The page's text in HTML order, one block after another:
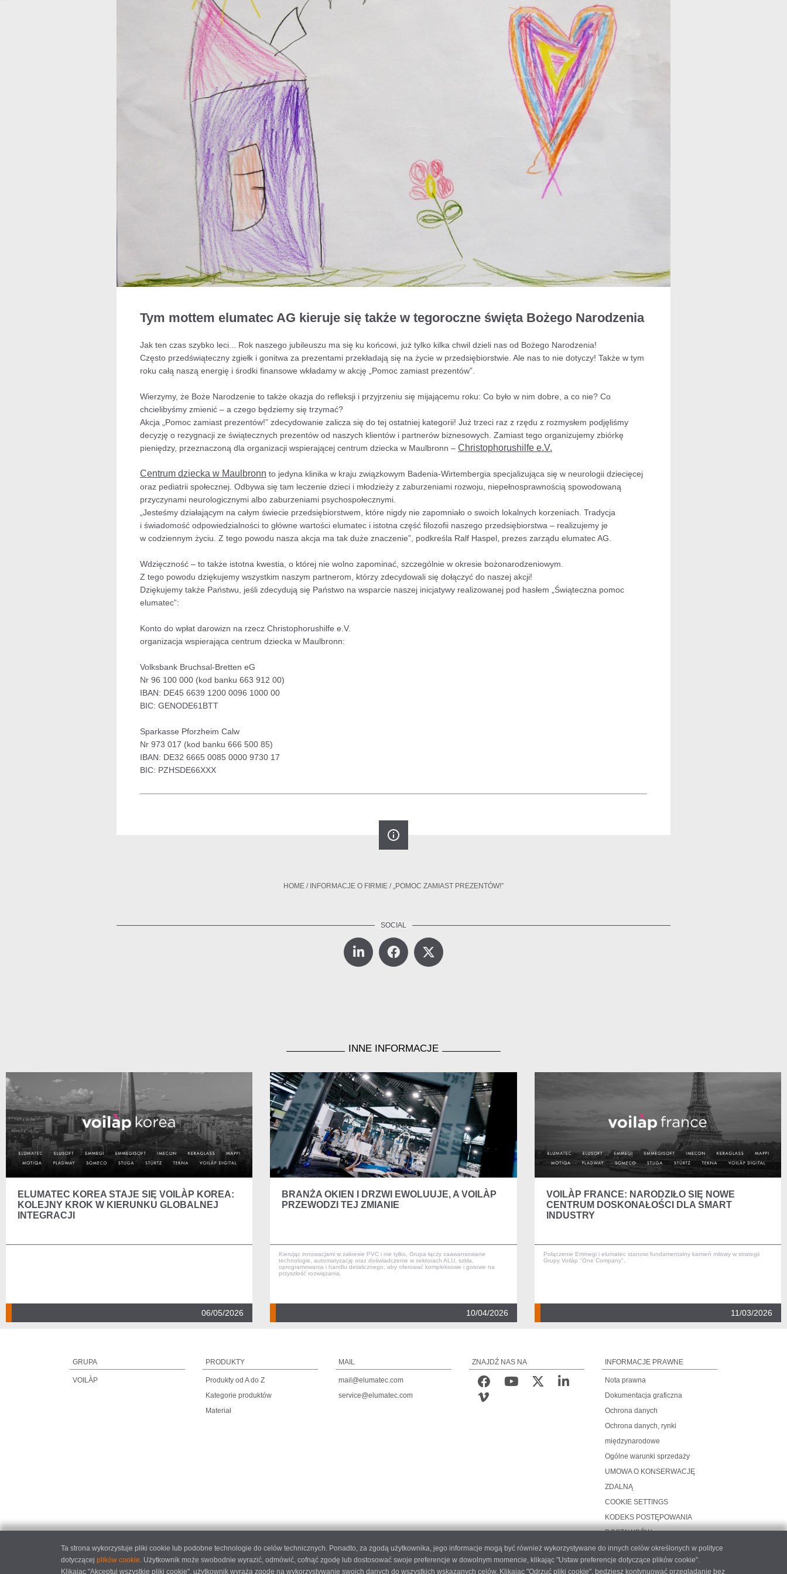
Tym mottem elumatec AG kieruje się także w tegoroczne święta Bożego Narodzenia
Jak ten czas szybko leci... Rok naszego jubileuszu ma się ku końcowi, już tylko kilka chwil dzieli nas od Bożego Narodzenia!
Często przedświąteczny zgiełk i gonitwa za prezentami przekładają się na życie w przedsiębiorstwie. Ale nas to nie dotyczy! Także w tym
roku całą naszą energię i środki finansowe wkładamy w akcję „Pomoc zamiast prezentów”.
Wierzymy, że Boże Narodzenie to także okazja do refleksji i przyjrzeniu się mijającemu roku: Co było w nim dobre, a co nie? Co
chcielibyśmy zmienić – a czego będziemy się trzymać?
Akcja „Pomoc zamiast prezentów!” zdecydowanie zalicza się do tej ostatniej kategorii! Już trzeci raz z rzędu z rozmysłem podjęliśmy
decyzję o rezygnacji ze świątecznych prezentów od naszych klientów i partnerów biznesowych. Zamiast tego organizujemy zbiórkę
pieniędzy, przeznaczoną dla organizacji wspierającej centrum dziecka w Maulbronn – Christophorushilfe e.V.
Centrum dziecka w Maulbronn to jedyna klinika w kraju związkowym Badenia-Wirtembergia specjalizująca się w neurologii dziecięcej
oraz pediatrii społecznej. Odbywa się tam leczenie dzieci i młodzieży z zaburzeniami rozwoju, niepełnosprawnością spowodowaną
przyczynami neurologicznymi albo zaburzeniami psychospołecznymi.
„Jesteśmy działającym na całym świecie przedsiębiorstwem, które nigdy nie zapomniało o swoich lokalnych korzeniach. Tradycja
i świadomość odpowiedzialności to główne wartości elumatec i istotna część filozofii naszego przedsiębiorstwa – realizujemy je
w codziennym życiu. Z tego powodu nasza akcja ma tak duże znaczenie”, podkreśla Ralf Haspel, prezes zarządu elumatec AG.
Wdzięczność – to także istotna kwestia, o której nie wolno zapominać, szczególnie w okresie bożonarodzeniowym.
Z tego powodu dziękujemy wszystkim naszym partnerom, którzy zdecydowali się dołączyć do naszej akcji!
Dziękujemy także Państwu, jeśli zdecydują się Państwo na wsparcie naszej inicjatywy realizowanej pod hasłem „Świąteczna pomoc
elumatec”:
Konto do wpłat darowizn na rzecz Christophorushilfe e.V.
organizacja wspierająca centrum dziecka w Maulbronn:
Volksbank Bruchsal-Bretten eG
Nr 96 100 000 (kod banku 663 912 00)
IBAN: DE45 6639 1200 0096 1000 00
BIC: GENODE61BTT
Sparkasse Pforzheim Calw
Nr 973 017 (kod banku 666 500 85)
IBAN: DE32 6665 0085 0000 9730 17
BIC: PZHSDE66XXX
info_outline
HOME / INFORMACJE O FIRMIE / „POMOC ZAMIAST PREZENTÓW!”
INNE INFORMACJE
ELUMATEC KOREA STAJE SIĘ VOILÀP KOREA:
KOLEJNY KROK W KIERUNKU GLOBALNEJ
INTEGRACJI
06/05/2026
BRANŻA OKIEN I DRZWI EWOLUUJE, A VOILÀP
PRZEWODZI TEJ ZMIANIE
Kierując innowacjami w zakresie PVC i nie tylko, Grupa łączy zaawansowane
technologie, automatyzację oraz doświadczenie w sektorach ALU, szkła,
oprogramowania i handlu detalicznego, aby oferować kompleksowe i gotowe na
przyszłość rozwiązania.
10/04/2026
VOILÀP FRANCE: NARODZIŁO SIĘ NOWE
CENTRUM DOSKONAŁOŚCI DLA SMART
INDUSTRY
Połączenie Emmegi i elumatec stanowi fundamentalny kamień milowy w strategii
Grupy Voilàp "One Company".
11/03/2026
GRUPA
VOILÀP
PRODUKTY
Produkty od A do Z
Kategorie produktów
Materiał
MAIL
mail@elumatec.com
service@elumatec.com
ZNAJDŹ NAS NA INFORMACJE PRAWNE
Nota prawna
Dokumentacja graficzna
Ochrona danych
Ochrona danych, rynki
międzynarodowe
Ogólne warunki sprzedaży
UMOWA O KONSERWACJĘ
ZDALNĄ
COOKIE SETTINGS
KODEKS POSTĘPOWANIA
DOSTAWCÓW
Ta strona wykorzystuje pliki cookie lub podobne technologie do celów technicznych. Ponadto, za zgodą użytkownika, jego informacje mogą być również wykorzystywane do innych celów określonych w polityce
dotyczącej plików cookie. Użytkownik może swobodnie wyrazić, odmówić, cofnąć zgodę lub dostosować swoje preferencje w dowolnym momencie, klikając "Ustaw preferencje dotyczące plików cookie".
Klikając "Akceptuj wszystkie pliki cookie", użytkownik wyraża zgodę na wykorzystywanie swoich danych do wszystkich wskazanych celów. Klikając "Odrzuć pliki cookie", będziesz kontynuować przeglądanie bez